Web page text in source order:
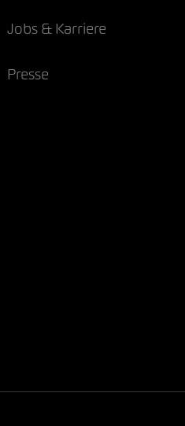
Jobs & Karriere
Presse